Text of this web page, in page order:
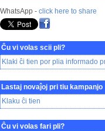
WhatsApp - click here to share
Ĉu vi volas scii pli?
Klaki ĉi tien por plia informado
Lastaj novaĵoj pri tiu kampanjo
Klaku ĉi tien
Ĉu vi volas fari pli?